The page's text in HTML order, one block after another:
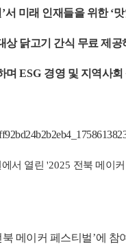
’서 미래 인재들을 위한‘
상 닭고기 간식 무료 제공
며ESG 경영 및 지역사회
서 열린 '2025 전북 메이
북 메이커 페스티벌’에 참